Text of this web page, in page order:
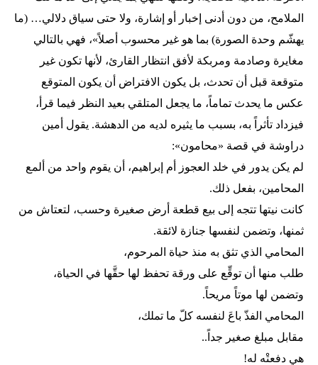
الملامح، من دون أدنى إخبار أو إشارة، ولا حتى سياق دلالي… (ما
يهشّم وحدة الصورة) بما هو غير محسوب أصلاً»، فهي بالتالي
مغايرة وصادمة ومربكة لأفق انتظار القارئ، لأنها تكون غير
متوقعة قبل أن تحدث، بل يكون الافتراض أن يكون المتوقع
عكس ما يحدث تماماً، ما يجعل المتلقي بعيد النظر فيما قرأ،
فيزداد تأثراً به، بسبب ما يثيره لديه من الدهشة. يقول أمين
دراوشة في قصة «محامون»:
لم يكن يدور في خلد العجوز أم إبراهيم، أن يقوم واحد من ألمع
المحامين، بفعل ذلك.
كانت نيتها تتجه إلى بيع قطعة أرض صغيرة وحسب، لتعتاش من
ثمنها، وتضمن لنفسها جنازة لائقة.
المحامي الذي تثق به منذ حياة المرحوم،
طلب منها أن توقِّع على ورقة تحفظ لها حقَّها في الحياة،
وتضمن لها موتاً مريحاً.
المحامي الفذّ باعَ لنفسه كلّ ما تملك،
مقابل مبلغ صغير جداً..
هي دفعتْه له!